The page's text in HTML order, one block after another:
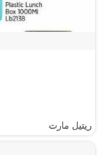
ريتيل مارت